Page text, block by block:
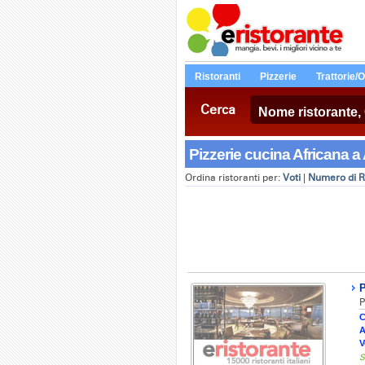
Ristoranti Pizzerie Trattorie/
Cerca
Pizzerie cucina Africana a
Ordina ristoranti per: Voti Numero di